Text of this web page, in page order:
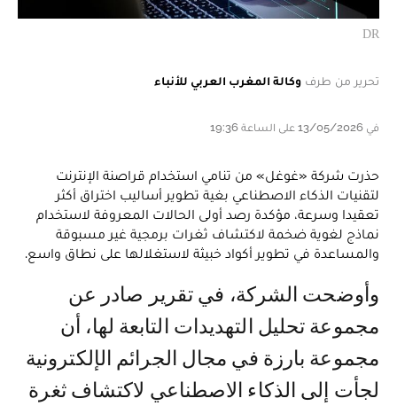
DR
تحرير من طرف وكالة المغرب العربي للأنباء
في 13/05/2026 على الساعة 19:36
حذرت شركة «غوغل» من تنامي استخدام قراصنة الإنترنت
لتقنيات الذكاء الاصطناعي بغية تطوير أساليب اختراق أكثر
تعقيدا وسرعة، مؤكدة رصد أولى الحالات المعروفة لاستخدام
نماذج لغوية ضخمة لاكتشاف ثغرات برمجية غير مسبوقة
والمساعدة في تطوير أكواد خبيثة لاستغلالها على نطاق واسع.
وأوضحت الشركة، في تقرير صادر عن
مجموعة تحليل التهديدات التابعة لها، أن
مجموعة بارزة في مجال الجرائم الإلكترونية
لجأت إلى الذكاء الاصطناعي لاكتشاف ثغرة